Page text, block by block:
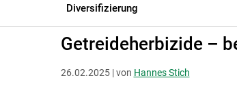
Diversifizierung
LK Oberösterreich Pflanzen
Getreideherbizide –
26.02.2025 | von Hannes Stich